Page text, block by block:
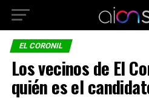
EL CORONIL
Los vecinos de El
quién es el